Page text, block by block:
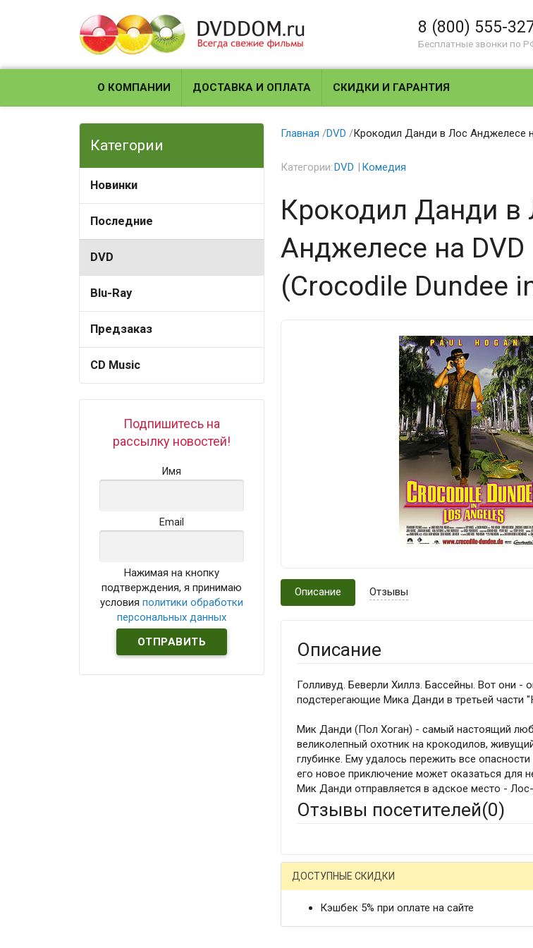
8 (800) 555-
Бесплатные звонки по
О КОМПАНИИ ДОСТАВКА И ОПЛАТА СКИДКИ И ГАРАНТИЯ
Категории
Новинки
Последние
DVD
Blu-Ray
Предзаказ
CD Music
Подпишитесь на
рассылку новостей!
Имя
Email
Нажимая на кнопку
подтверждения, я принимаю
условияполитики обработки
персональных данных
Главная /DVD /Крокодил Данди в Лос Анджелесе
Категории:DVD Комедия
Крокодил Данди в
Анджелесе на DVD
(Crocodile Dundee
Описание Отзывы
Описание
Голливуд. Беверли Хиллз. Бассейны. Вот они -
подстерегающие Мика Данди в третьей части
Мик Данди (Пол Хоган) - самый настоящий
великолепный охотник на крокодилов,
глубинке. Ему удалось пережить все
его новое приключение может оказаться для
Мик Данди отправляется в адское место -
Отзывы посетителей(0)
ДОСТУПНЫЕ СКИДКИ
Кэшбек 5% при оплате на сайте